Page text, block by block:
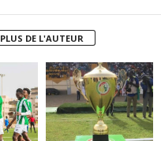
PLUS DE L'AUTEUR